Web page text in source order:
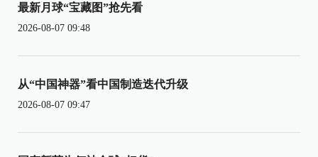
最新月球“宝藏图”抢先看
2026-08-07 09:48
从“中国神器”看中国制造迭代升级
2026-08-07 09:47